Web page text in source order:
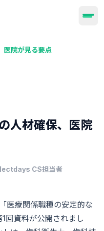
医院が見る要点
人材確保、医院
CS担当者
医療関係職種の安定的な
回資料が公開されまし